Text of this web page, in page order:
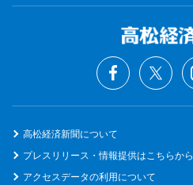
高松経済新聞について
プレスリリース・情報提供はこちらから
アクセスデータの利用について